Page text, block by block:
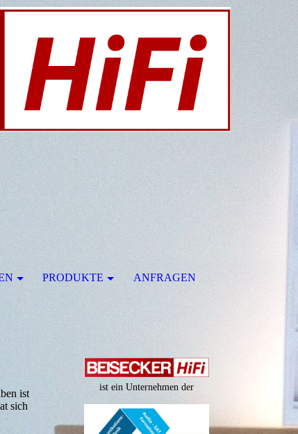
PRODUKTE ANFRAGEN
ist
sich
ist ein Unternehmen der